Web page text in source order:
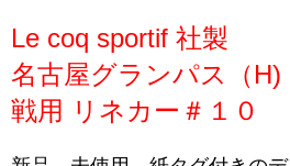
Le coq sportif 社製
名古屋グランパス（H)
戦用 リネカー＃１０